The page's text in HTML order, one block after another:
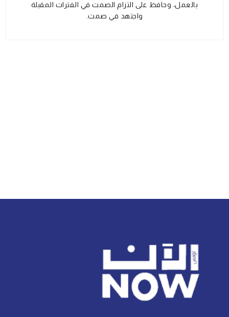
بالعمل، وحافظ على التزام الصمت في الفترات المقبلة
واجتهد في صمت.